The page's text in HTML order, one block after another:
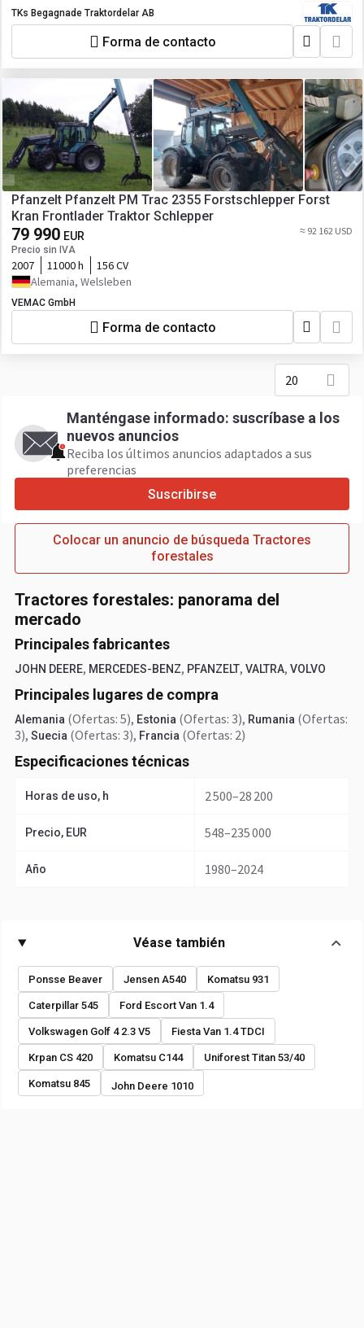
TKs Begagnade Traktordelar AB
Forma de contacto
Pfanzelt Pfanzelt PM Trac 2355 Forstschlepper Forst
Kran Frontlader Traktor Schlepper
79 990 EUR
Precio sin IVA
≈ 92 162 USD
2007 11000 h
156 CV
Alemania, Welsleben
VEMAC GmbH
Forma de contacto
20
Manténgase informado: suscríbase a los
nuevos anuncios
Reciba los últimos anuncios adaptados a sus
preferencias
Suscribirse
Colocar un anuncio de búsqueda Tractores
forestales
Tractores forestales: panorama del
mercado
Principales fabricantes
JOHN DEERE, MERCEDES-BENZ, PFANZELT, VALTRA, VOLVO
Principales lugares de compra
Alemania (Ofertas: 5), Estonia (Ofertas: 3), Rumania (Ofertas:
3), Suecia (Ofertas: 3), Francia (Ofertas: 2)
Especificaciones técnicas
Horas de uso, h 2 500–28 200
Precio, EUR 548–235 000
Año 1980–2024
Véase también
Ponsse Beaver Jensen A540 Komatsu 931
Caterpillar 545 Ford Escort Van 1.4
Volkswagen Golf 4 2.3 V5 Fiesta Van 1.4 TDCI
Krpan CS 420 Komatsu C144 Uniforest Titan 53/40
Komatsu 845 John Deere 1010